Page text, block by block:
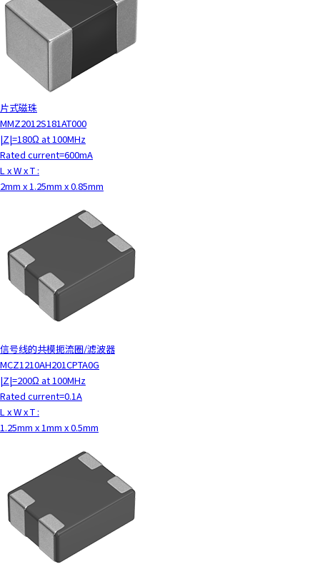
片式磁珠
MMZ2012S181AT000
|Z|=180Ω at 100MHz
Rated current=600mA
L x W x T :
2mm x 1.25mm x 0.85mm
信号线的共模扼流圈/滤波器
MCZ1210AH201CPTA0G
|Z|=200Ω at 100MHz
Rated current=0.1A
L x W x T :
1.25mm x 1mm x 0.5mm